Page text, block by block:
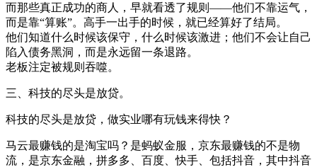
而那些真正成功的商人，早就看透了规则——他们不靠运气，
而是靠“算账”。高手一出手的时候，就已经算好了结局。
他们知道什么时候该保守，什么时候该激进；他们不会让自己
陷入债务黑洞，而是永远留一条退路。
老板注定被规则吞噬。
三、科技的尽头是放贷。
科技的尽头是放贷，做实业哪有玩钱来得快？
马云最赚钱的是淘宝吗？是蚂蚁金服，京东最赚钱的不是物
流，是京东金融，拼多多、百度、快手、包括抖音，其中抖音